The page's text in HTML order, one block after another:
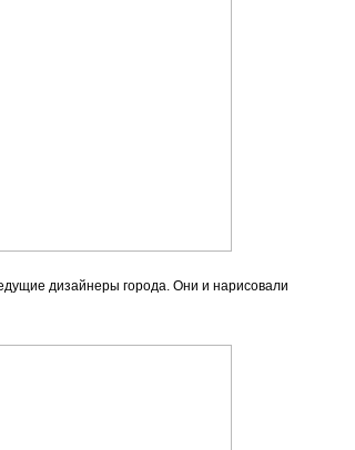
дизайнеры города. Они и нарисовали